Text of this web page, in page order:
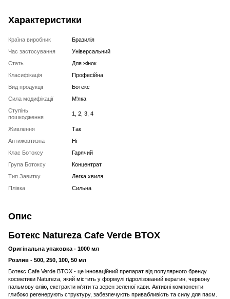
Характеристики
Країна виробник
Бразилія
Час застосування
Універсальний
Стать
Для жінок
Класифікація
Професійна
Вид продукції
Ботекс
Сила модифікації
М'яка
Ступінь
пошкодження
1, 2, 3, 4
Живлення
Так
Антижовтизна
Ні
Клас Ботоксу
Гарячий
Група Ботоксу
Концентрат
Тип Завитку
Легка хвиля
Плівка
Сильна
Опис
Ботекс Natureza Cafe Verde BTOX
Оригінальна упаковка - 1000 мл
Розлив - 500, 250, 100, 50 мл
Ботекс Cafe Verde BTOX - це інноваційний препарат від популярного бренду
косметики Natureza, який містить у формулі гідролізований кератин, червону
пальмову олію, екстракти м'яти та зерен зеленої кави. Активні компоненти
глибоко регенерують структуру, забезпечують привабливість та силу для пасм.